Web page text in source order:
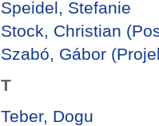
Speidel, Stefanie
Stock, Christian
Szabó, Gábor
T
Teber, Dogu